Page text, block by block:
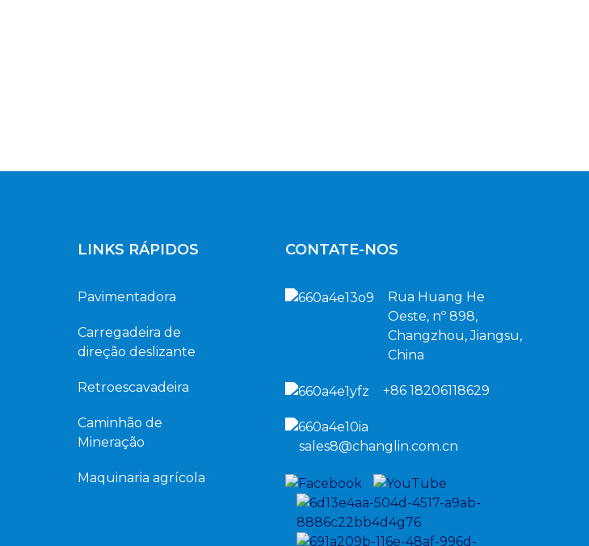
LINKS RÁPIDOS
Pavimentadora
Carregadeira de
direção deslizante
Retroescavadeira
Caminhão de
Mineração
Maquinaria agrícola
CONTATE-NOS
Rua Huang He
Oeste, nº 898,
Changzhou, Jiangsu,
China
+86 18206118629
sales8@changlin.com.cn